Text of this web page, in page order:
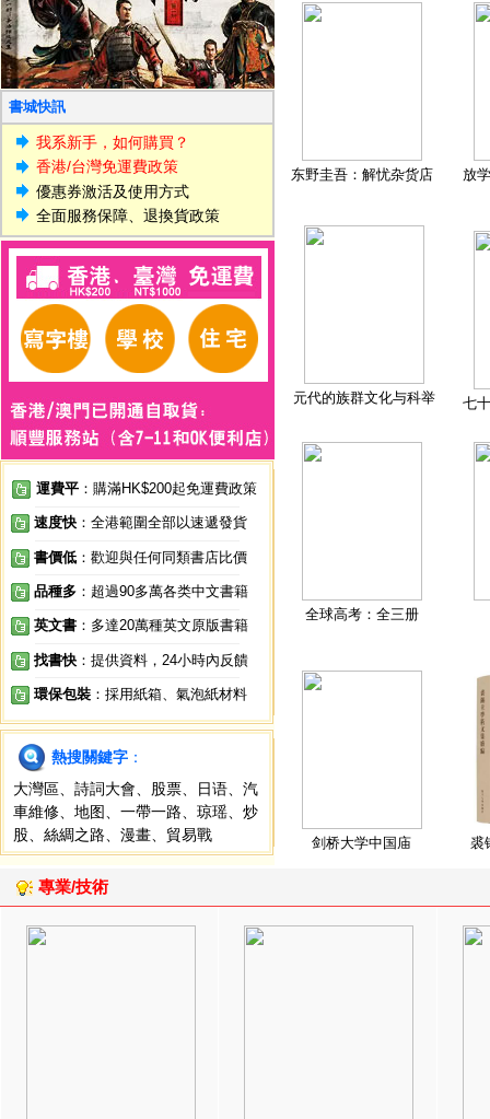
書城快訊
我系新手，如何購買？
香港/台灣免運費政策
優惠券激活及使用方式
全面服務保障、退換貨政策
運費平 ：購滿HK$200起免運費政策
速度快 ：全港範圍全部以速遞發貨
書價低 ：歡迎與任何同類書店比價
品種多 ：超過90多萬各类中文書籍
英文書 ：多達20萬種英文原版書籍
找書快 ：提供資料，24小時內反饋
環保包裝 ：採用紙箱、氣泡紙材料
熱搜關鍵字 ：
大灣區
詩詞大會 股票 日语
汽
車維修
地图 一帶一路 琼瑶
炒
股
絲綢之路 漫畫 貿易戰
东野圭吾：解忧杂货店 放
元代的族群文化与科举 七
全球高考：全三册
剑桥大学中国庙 裘
專業/技術